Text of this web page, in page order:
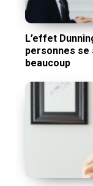
L’effet
personnes se
beaucoup